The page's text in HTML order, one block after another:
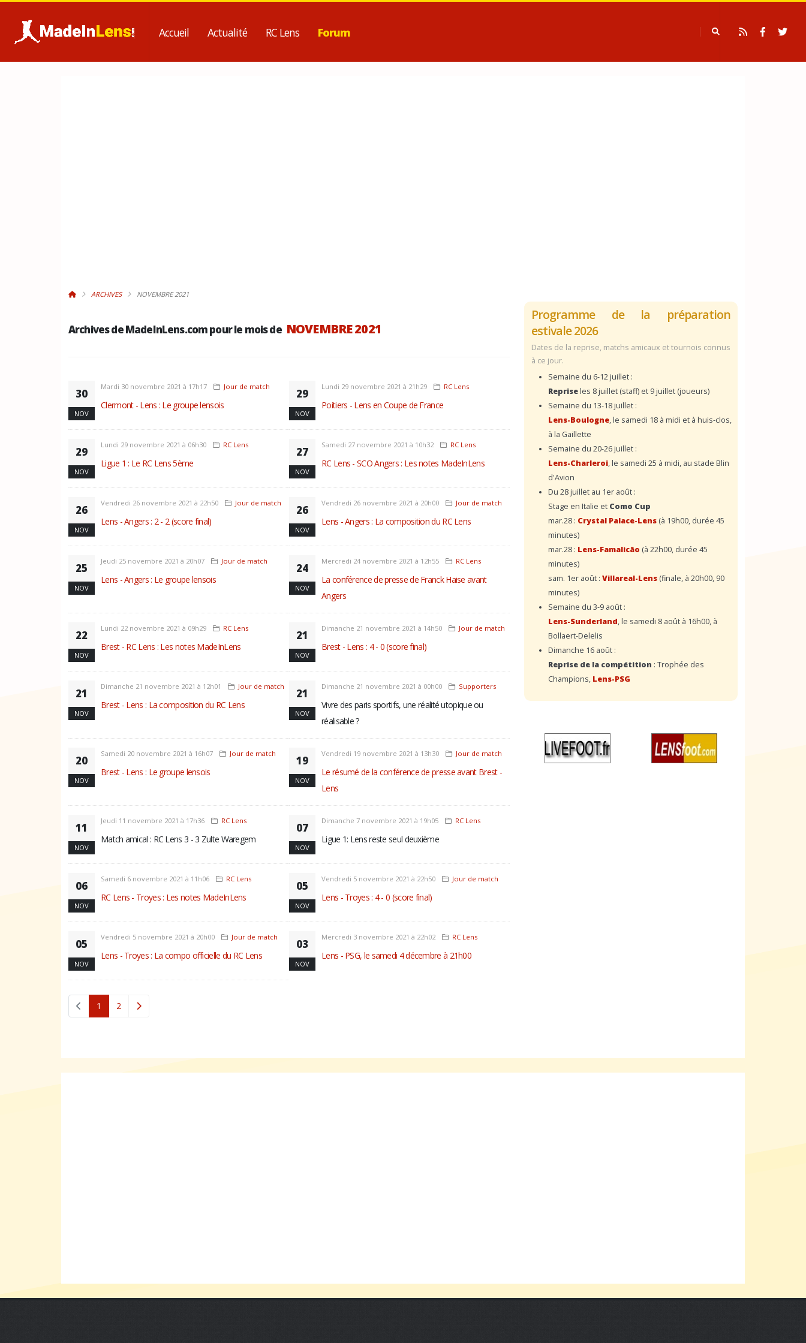
Accueil Actualité RC Lens Forum
ARCHIVES NOVEMBRE 2021
Archives de MadeInLens.com pour le mois de NOVEMBRE 2021
30
NOV
Mardi 30 novembre 2021 à 17h17 Jour de match
Clermont - Lens : Le groupe lensois
29
NOV
Lundi 29 novembre 2021 à 21h29 RC Lens
Poitiers - Lens en Coupe de France
29
NOV
Lundi 29 novembre 2021 à 06h30 RC Lens
Ligue 1 : Le RC Lens 5ème
27
NOV
Samedi 27 novembre 2021 à 10h32 RC Lens
RC Lens - SCO Angers : Les notes MadeInLens
26
NOV
Vendredi 26 novembre 2021 à 22h50 Jour de match
Lens - Angers : 2 - 2 (score final)
26
NOV
Vendredi 26 novembre 2021 à 20h00 Jour de match
Lens - Angers : La composition du RC Lens
25
NOV
Jeudi 25 novembre 2021 à 20h07 Jour de match
Lens - Angers : Le groupe lensois
24
NOV
Mercredi 24 novembre 2021 à 12h55 RC Lens
La conférence de presse de Franck Haise avant
Angers
22
NOV
Lundi 22 novembre 2021 à 09h29 RC Lens
Brest - RC Lens : Les notes MadeInLens
21
NOV
Dimanche 21 novembre 2021 à 14h50 Jour de match
Brest - Lens : 4 - 0 (score final)
21
NOV
Dimanche 21 novembre 2021 à 12h01 Jour de match
Brest - Lens : La composition du RC Lens
21
NOV
Dimanche 21 novembre 2021 à 00h00 Supporters
Vivre des paris sportifs, une réalité utopique ou
réalisable ?
20
NOV
Samedi 20 novembre 2021 à 16h07 Jour de match
Brest - Lens : Le groupe lensois
19
NOV
Vendredi 19 novembre 2021 à 13h30 Jour de match
Le résumé de la conférence de presse avant Brest -
Lens
11
NOV
Jeudi 11 novembre 2021 à 17h36 RC Lens
Match amical : RC Lens 3 - 3 Zulte Waregem
07
NOV
Dimanche 7 novembre 2021 à 19h05 RC Lens
Ligue 1: Lens reste seul deuxième
06
NOV
Samedi 6 novembre 2021 à 11h06 RC Lens
RC Lens - Troyes : Les notes MadeInLens
05
NOV
Vendredi 5 novembre 2021 à 22h50 Jour de match
Lens - Troyes : 4 - 0 (score final)
05
NOV
Vendredi 5 novembre 2021 à 20h00 Jour de match
Lens - Troyes : La compo officielle du RC Lens
03
NOV
Mercredi 3 novembre 2021 à 22h02 RC Lens
Lens - PSG, le samedi 4 décembre à 21h00
1 (current)
2
Programme de la préparation
estivale 2026
Dates de la reprise, matchs amicaux et tournois connus
à ce jour.
Semaine du 6-12 juillet :
Repriseles 8 juillet (staff) et 9 juillet (joueurs)
Semaine du 13-18 juillet :
Lens-Boulogne, le samedi 18 à midi et à huis-clos,
à la Gaillette
Semaine du 20-26 juillet :
Lens-Charleroi, le samedi 25 à midi, au stade Blin
d'Avion
Du 28 juillet au 1er août :
Stage en Italie et Como Cup
mar.28 : Crystal Palace-Lens (à 19h00, durée 45
minutes)
mar.28 : Lens-Famalicão (à 22h00, durée 45
minutes)
sam. 1er août : Villareal-Lens (finale, à 20h00, 90
minutes)
Semaine du 3-9 août :
Lens-Sunderland, le samedi 8 août à 16h00, à
Bollaert-Delelis
Dimanche 16 août :
Reprise de la compétition : Trophée des
Champions, Lens-PSG